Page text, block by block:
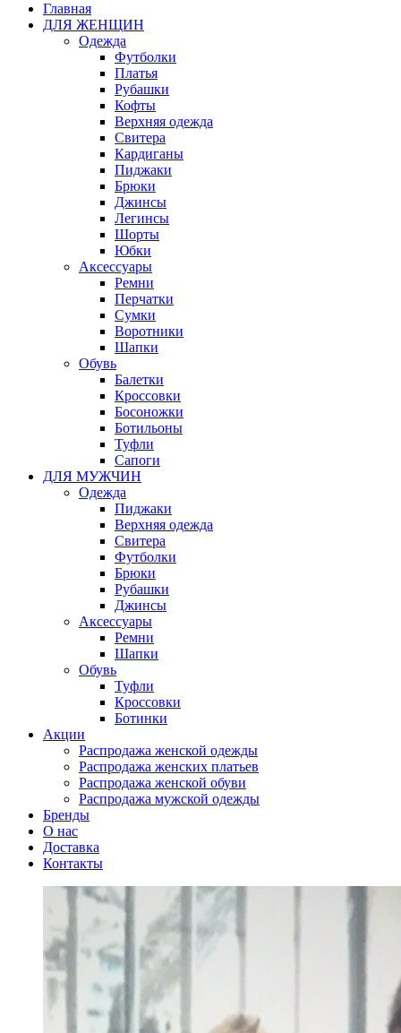
Главная
ДЛЯ ЖЕНЩИН
Одежда
Футболки
Платья
Рубашки
Кофты
Верхняя одежда
Свитера
Кардиганы
Пиджаки
Брюки
Джинсы
Легинсы
Шорты
Юбки
Аксессуары
Ремни
Перчатки
Сумки
Воротники
Шапки
Обувь
Балетки
Кроссовки
Босоножки
Ботильоны
Туфли
Сапоги
ДЛЯ МУЖЧИН
Одежда
Пиджаки
Верхняя одежда
Свитера
Футболки
Брюки
Рубашки
Джинсы
Аксессуары
Ремни
Шапки
Обувь
Туфли
Кроссовки
Ботинки
Акции
Распродажа женской одежды
Распродажа женских платьев
Распродажа женской обуви
Распродажа мужской одежды
Бренды
О нас
Доставка
Контакты